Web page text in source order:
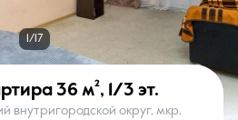
Контакты
1/17
36 м², 1/3 эт.
внутригородской округ, мкр.